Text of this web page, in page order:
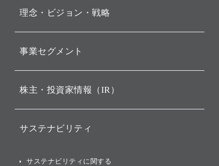
お知らせ
動画配信
理念・ビジョン・戦略
経営理念
ビジョン
戦略
バリュー
ソフトバンクグループの歩
事業セグメント
ソフトバンク・ビジョン・
その他
株主・投資家情報（IR）
IRカレンダー
サステナビリティ
サステナビリティに関する